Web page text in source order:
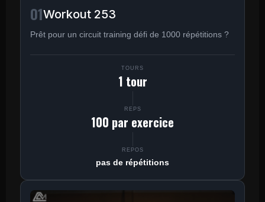
01Workout 253
Prêt pour un circuit training défi de 1000 répétitions ?
TOURS
1 tour
REPS
100 par exercice
REPOS
pas de répétitions